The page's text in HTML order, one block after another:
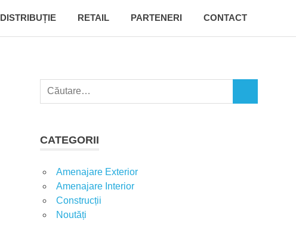
DISTRIBUȚIE RETAIL PARTENERI CONTACT
ă
u
p
ă
:
CATEGORII
Amenajare Exterior
Amenajare Interior
Construcții
Noutăți